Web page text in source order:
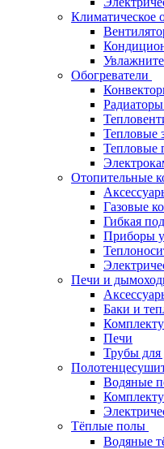
Климатическое
Обогреватели
Тепловые
Тепловые
Отопительные
Газовые
Гибкая
Приборы
Печи и
Баки и
Печи
Трубы
Водяные
Тёплые полы
Водяные